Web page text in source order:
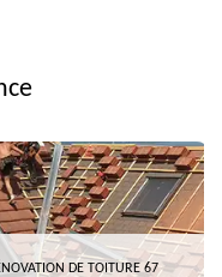
DE TOITURE 67